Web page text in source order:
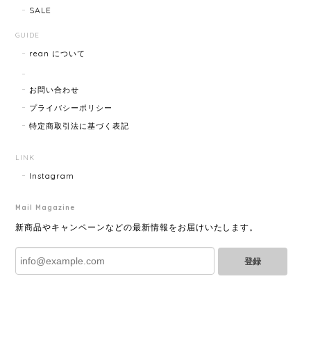
2025/06/28
とても綺麗なお品でした✨ ありがとうございました！
SALE
GUIDE
rean について
お問い合わせ
プライバシーポリシー
特定商取引法に基づく表記
LINK
Instagram
Mail Magazine
新商品やキャンペーンなどの最新情報をお届けいたします。
登録